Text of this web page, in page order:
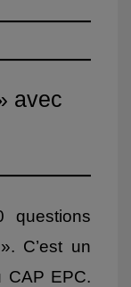
avec
questions
C’est un
CAP EPC.